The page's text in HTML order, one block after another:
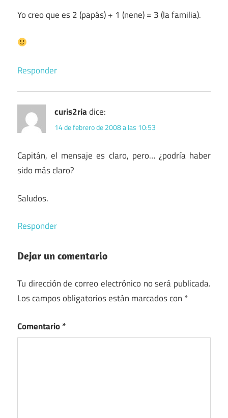
Yo creo que es 2 (papás) + 1 (nene) = 3 (la familia).
Responder
curis2riadice:
14 de febrero de 2008 a las 10:53
Capitán, el mensaje es claro, pero… ¿podría haber
sido más claro?
Saludos.
Responder
Dejar un comentario
Tu dirección de correo electrónico no será publicada.
Los campos obligatorios están marcados con *
Comentario*